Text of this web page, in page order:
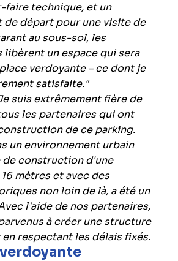
faire technique, et un
départ pour une visite de
au sous-sol, les
un espace qui sera
verdoyante – ce dont je
satisfaite."
suis extrêmement fière de
les partenaires qui ont
de ce parking.
un environnement urbain
de construction d'une
mètres et avec des
non loin de là, a été un
l’aide de nos partenaires,
à créer une structure
respectant les délais fixés.